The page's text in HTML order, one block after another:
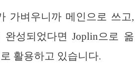
가벼우니까 메인으로 쓰고,
완성되었다면 Joplin으로 옮
활용하고 있습니다.